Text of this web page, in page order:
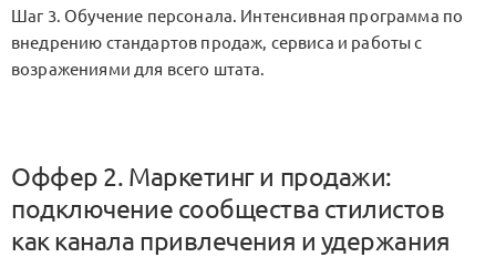
Шаг 3. Обучение персонала. Интенсивная программа по
внедрению стандартов продаж, сервиса и работы с
возражениями для всего штата.
Оффер 2. Маркетинг и продажи:
подключение сообщества стилистов
как канала привлечения и удержания